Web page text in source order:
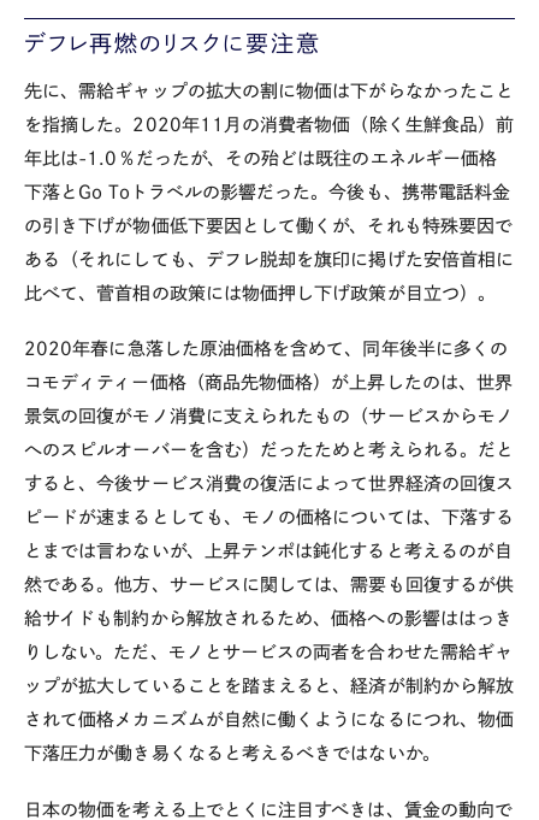
デフレ再燃のリスクに要注意
先に、需給ギャップの拡大の割に物価は下がらなかったこと
を指摘した。2020年11月の消費者物価（除く生鮮食品）前
年比は-1.0％だったが、その殆どは既往のエネルギー価格
下落とGo Toトラベルの影響だった。今後も、携帯電話料金
の引き下げが物価低下要因として働くが、それも特殊要因で
ある（それにしても、デフレ脱却を旗印に掲げた安倍首相に
比べて、菅首相の政策には物価押し下げ政策が目立つ）。
2020年春に急落した原油価格を含めて、同年後半に多くの
コモディティー価格（商品先物価格）が上昇したのは、世界
景気の回復がモノ消費に支えられたもの（サービスからモノ
へのスピルオーバーを含む）だったためと考えられる。だと
すると、今後サービス消費の復活によって世界経済の回復ス
ピードが速まるとしても、モノの価格については、下落する
とまでは言わないが、上昇テンポは鈍化すると考えるのが自
然である。他方、サービスに関しては、需要も回復するが供
給サイドも制約から解放されるため、価格への影響ははっき
りしない。ただ、モノとサービスの両者を合わせた需給ギャ
ップが拡大していることを踏まえると、経済が制約から解放
されて価格メカニズムが自然に働くようになるにつれ、物価
下落圧力が働き易くなると考えるべきではないか。
日本の物価を考える上でとくに注目すべきは、賃金の動向で